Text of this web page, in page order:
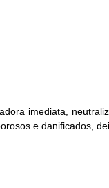
imediata,
e danificados,